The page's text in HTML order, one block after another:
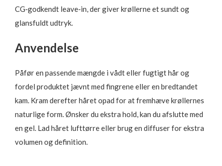
CG‑godkendt leave‑in, der giver krøllerne et sundt og
glansfuldt udtryk.
Anvendelse
Påfør en passende mængde i vådt eller fugtigt hår og
fordel produktet jævnt med fingrene eller en bredtandet
kam. Kram derefter håret opad for at fremhæve krøllernes
naturlige form. Ønsker du ekstra hold, kan du afslutte med
en gel. Lad håret lufttørre eller brug en diffuser for ekstra
volumen og definition.